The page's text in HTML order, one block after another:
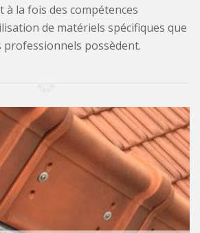
la fois des compétences
de matériels spécifiques que
professionnels possèdent.